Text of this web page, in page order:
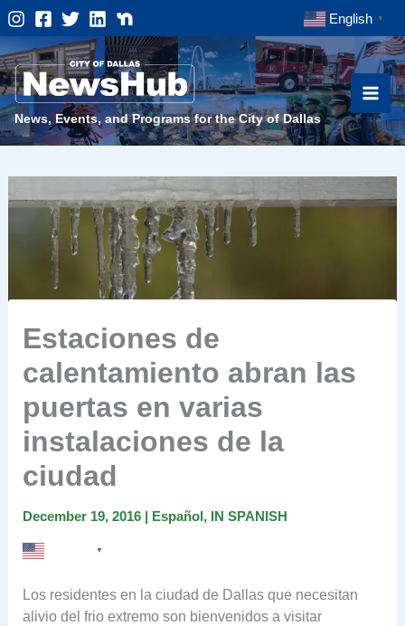
Skip
to
content
English ▼
News, Events, and Programs for the City of Dallas
Estaciones de
calentamiento abran las
puertas en varias
instalaciones de la
ciudad
December 19, 2016 | Español, IN SPANISH
▼
Los residentes en la ciudad de Dallas que necesitan
alivio del frio extremo son bienvenidos a visitar